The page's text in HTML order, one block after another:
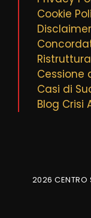
Cookie
Disclaimer
Cessione
Casi di
Blog Crisi
2026 CENTRO